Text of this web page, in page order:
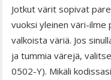
Jotkut värit sopivat
vuoksi yleinen väri-ilme
valkoista väriä. Jos
ja tummia värejä,
0502-Y). Mikäli